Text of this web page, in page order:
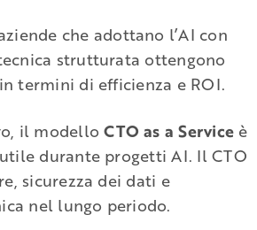
che adottano l’AI con
strutturata ottengono
termini di efficienza e ROI.
il modelloCTO as a Service è
durante progetti AI. Il CTO
sicurezza dei dati e
nel lungo periodo.